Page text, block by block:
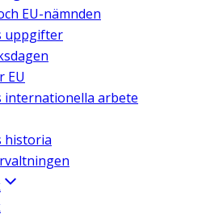
EU-nämnden
uppgifter
EU
internationella arbete
historia